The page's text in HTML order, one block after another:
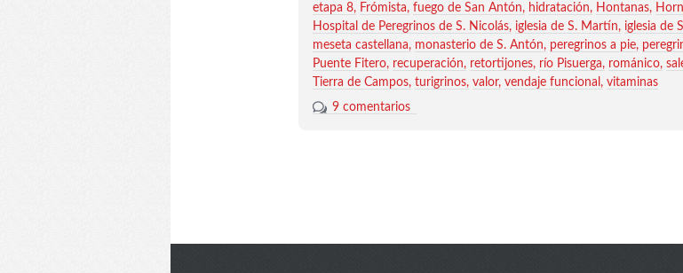
etapa 8
Frómista fuego de San Antón hidratación Hontanas
Hospital de Peregrinos de S. Nicolás iglesia de S. Martín iglesia de
meseta castellana
monasterio de S. Antón peregrinos a pie
Puente Fitero recuperación retortijones río Pisuerga románico
Tierra de Campos turigrinos valor vendaje funcional
vitaminas
9 comentarios